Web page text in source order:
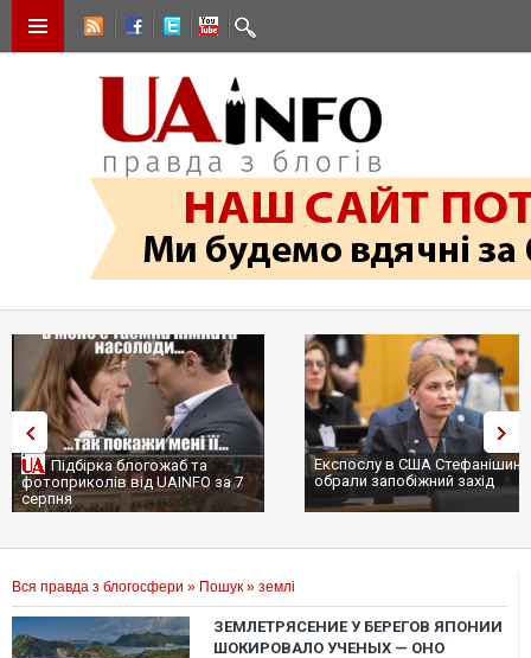
Підбірка блогожаб та
фотоприколів від UAINFO за 7
серпня
Експослу в США
обрали запобіжний захід
Вся правда з блогосфери » Пошук » землі
ЗЕМЛЕТРЯСЕНИЕ У БЕРЕГОВ ЯПОНИИ
ШОКИРОВАЛО УЧЕНЫХ — ОНО